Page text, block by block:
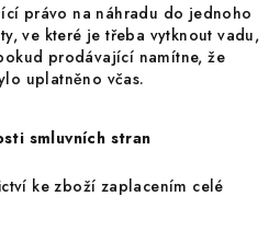
právo na náhradu do jednoho
ve které je třeba vytknout vadu,
prodávající namítne, že
uplatněno včas.
smluvních stran
ke zboží zaplacením celé